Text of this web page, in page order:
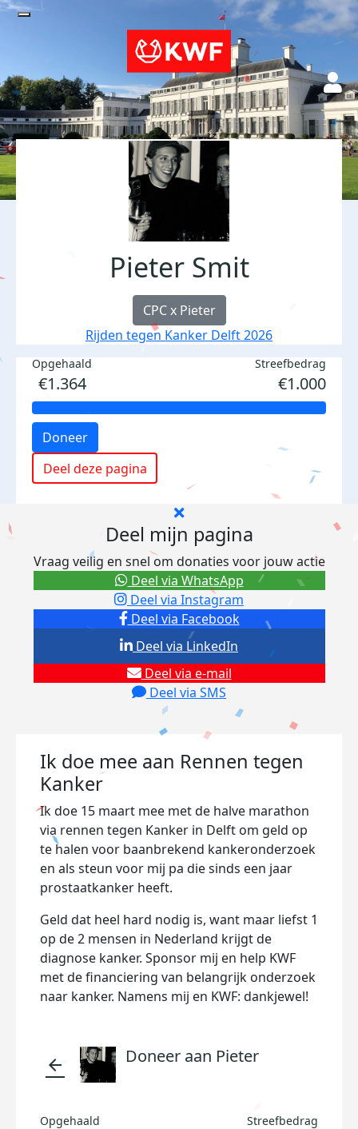
Pieter Smit
CPC x Pieter
Rijden tegen Kanker Delft 2026
Opgehaald
€1.364
Streefbedrag
€1.000
Doneer
Deel deze pagina
Deel mijn pagina
Vraag veilig en snel om donaties voor jouw actie
Deel via Facebook
Deel via Instagram
Deel via e-mail
Deel via SMS
Deel via LinkedIn
Deel via WhatsApp
Ik doe mee aan Rennen tegen
Kanker
Ik doe 15 maart mee met de halve marathon
via rennen tegen Kanker in Delft om geld op
te halen voor baanbrekend kankeronderzoek
en als steun voor mij pa die sinds een jaar
prostaatkanker heeft.
Geld dat heel hard nodig is, want maar liefst 1
op de 2 mensen in Nederland krijgt de
diagnose kanker. Sponsor mij en help KWF
met de financiering van belangrijk onderzoek
naar kanker. Namens mij en KWF: dankjewel!
arrow_back Doneer aan Pieter
Opgehaald Streefbedrag